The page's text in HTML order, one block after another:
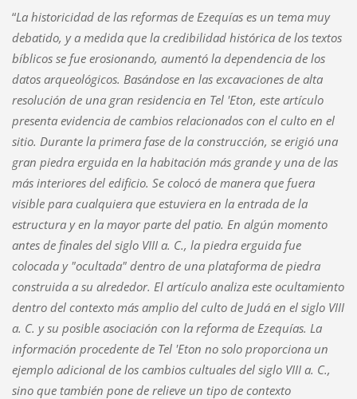
“La historicidad de las reformas de Ezequías es un tema muy
debatido, y a medida que la credibilidad histórica de los textos
bíblicos se fue erosionando, aumentó la dependencia de los
datos arqueológicos. Basándose en las excavaciones de alta
resolución de una gran residencia en Tel 'Eton, este artículo
presenta evidencia de cambios relacionados con el culto en el
sitio. Durante la primera fase de la construcción, se erigió una
gran piedra erguida en la habitación más grande y una de las
más interiores del edificio. Se colocó de manera que fuera
visible para cualquiera que estuviera en la entrada de la
estructura y en la mayor parte del patio. En algún momento
antes de finales del siglo VIII a. C., la piedra erguida fue
colocada y "ocultada" dentro de una plataforma de piedra
construida a su alrededor. El artículo analiza este ocultamiento
dentro del contexto más amplio del culto de Judá en el siglo VIII
a. C. y su posible asociación con la reforma de Ezequías. La
información procedente de Tel 'Eton no solo proporciona un
ejemplo adicional de los cambios cultuales del siglo VIII a. C.,
sino que también pone de relieve un tipo de contexto